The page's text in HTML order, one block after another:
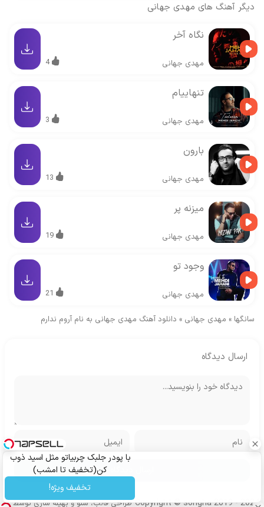
دیگر آهنگ های مهدی جهانی
نگاه آخر
مهدی جهانی 4
تنهاییام
مهدی جهانی 3
بارون
مهدی جهانی 13
میزنه پر
مهدی جهانی 19
وجود تو
مهدی جهانی 21
سانگها » مهدی جهانی » دانلود آهنگ مهدی جهانی به نام آروم ندارم
ارسال دیدگاه
با پودر جلبک چربیاتو مثل اسید ذوب
کن(تخفیف تا امشب)
تخفیف ویژه!
Copyright © songha 2019 - 2024 طراحی قالب، سئو و بهینه سازی توسط